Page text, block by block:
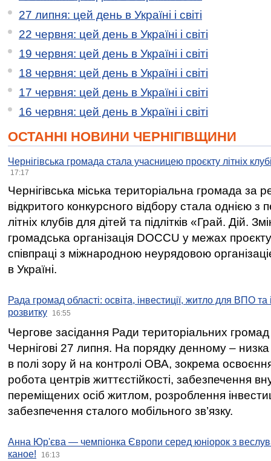
27 липня: цей день в Україні і світі
22 червня: цей день в Україні і світі
19 червня: цей день в Україні і світі
18 червня: цей день в Україні і світі
17 червня: цей день в Україні і світі
16 червня: цей день в Україні і світі
ОСТАННІ НОВИНИ ЧЕРНІГІВЩИНИ
Чернігівська громада стала учасницею проєкту літніх
17:17
Чернігівська міська територіальна громада за
відкритого конкурсного відбору стала однією
літніх клубів для дітей та підлітків «Грай. Дій.
громадська організація DOCCU у межах
співпраці з міжнародною неурядовою
в Україні.
Рада громад області: освіта, інвестиції, житло для ВПО
розвитку
16:55
Чергове засідання Ради територіальних громад
Чернігові 27 липня. На порядку денному –
в полі зору й на контролі ОВА, зокрема освоєння
робота центрів життєстійкості, забезпечення
переміщених осіб житлом, розроблення
забезпечення сталого мобільного зв’язку.
Анна Юр'єва — чемпіонка Європи серед юніорок з
каное!
16:13